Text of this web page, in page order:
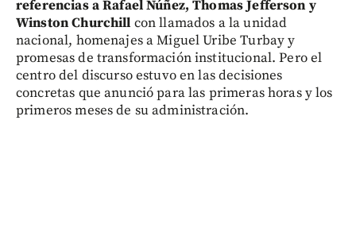
referencias a Rafael Núñez, Thomas Jefferson y
Winston Churchill con llamados a la unidad
nacional, homenajes a Miguel Uribe Turbay y
promesas de transformación institucional. Pero el
centro del discurso estuvo en las decisiones
concretas que anunció para las primeras horas y los
primeros meses de su administración.